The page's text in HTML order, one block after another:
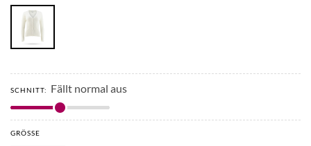
SCHNITT: Fällt normal aus
GRÖSSE